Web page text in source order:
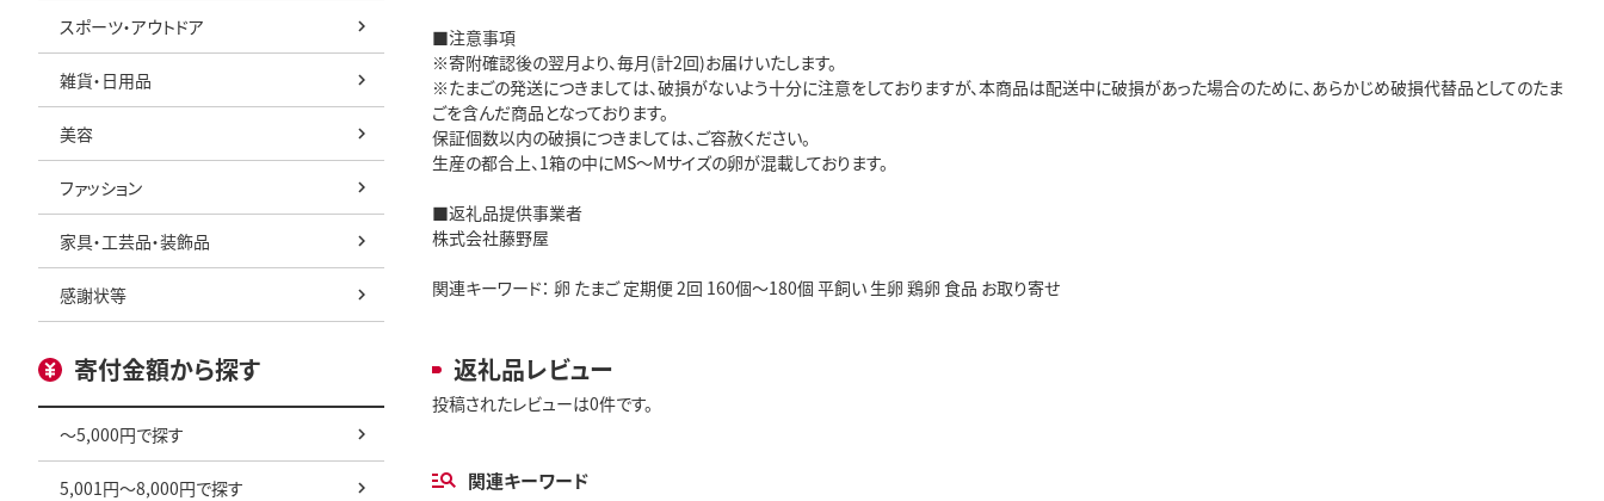
スポーツ・アウトドア
雑貨・日用品
美容
ファッション
家具・工芸品・装飾品
感謝状等
寄付金額から探す
～5,000円で探す
5,001円～8,000円で探す
■注意事項
※寄附確認後の翌月より、毎月(計2回)お届けいたします。
※たまごの発送につきましては、破損がないよう十分に注意をしておりますが、本商品は配送中に破損があった場合のために、あらかじめ破損代替品としてのたま
ごを含んだ商品となっております。
保証個数以内の破損につきましては、ご容赦ください。
生産の都合上、1箱の中にMS～Mサイズの卵が混載しております。
■返礼品提供事業者
株式会社藤野屋
関連キーワード： 卵 たまご 定期便 2回 160個～180個 平飼い 生卵 鶏卵 食品 お取り寄せ
返礼品レビュー
投稿されたレビューは0件です。
関連キーワード